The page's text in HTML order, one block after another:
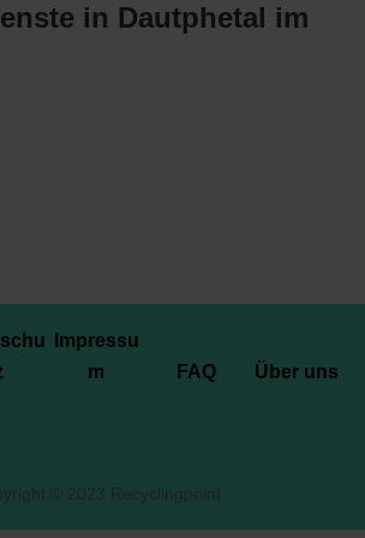
in Dautphetal im
Impressu
m
FAQ Über uns
© 2023 Recyclingpoint